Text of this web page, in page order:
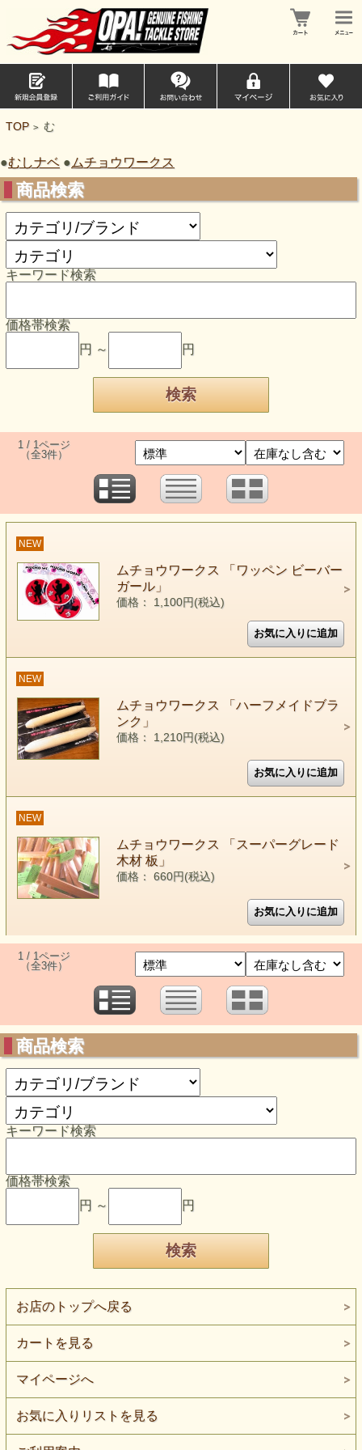
TOP > む
●むしナベ ● ムチョウワークス
商品検索
キーワード検索
価格帯検索
円 ～
円
1 / 1ページ
（全3件）
NEW
ムチョウワークス 「ワッペン ビーバー
ガール」
価格： 1,100円(税込)
NEW
ムチョウワークス 「ハーフメイドブラ
ンク」
価格： 1,210円(税込)
NEW
ムチョウワークス 「スーパーグレード
木材 板」
価格： 660円(税込)
1 / 1ページ
（全3件）
商品検索
キーワード検索
価格帯検索
円 ～
円
お店のトップへ戻る
カートを見る
マイページへ
お気に入りリストを見る